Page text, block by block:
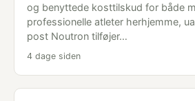
og benyttede kosttilskud for både
professionelle atleter herhjemme,
post Noutron tilføjer…
4 dage siden